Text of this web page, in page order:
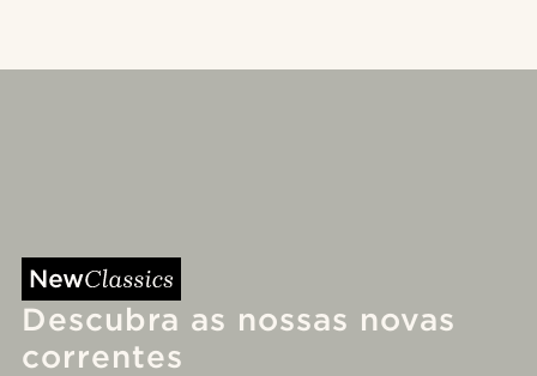
Descubra as nossas novas
correntes